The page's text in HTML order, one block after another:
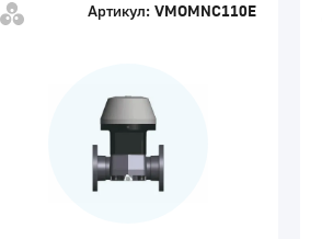
Артикул: VMOMNC110E